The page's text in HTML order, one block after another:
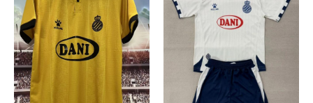
€19.90
AGREGAR AL CARRO